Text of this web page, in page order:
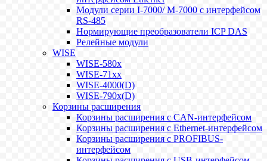
Модули серии I-7000/ M-7000 с интерфейсом
RS-485
Нормирующие преобразователи ICP DAS
Релейные модули
WISE
WISE-580x
WISE-71xx
WISE-4000(D)
WISE-790x(D)
Корзины расширения
Корзины расширения с CAN-интерфейсом
Корзины расширения с Ethernet-интерфейсом
Корзины расширения с PROFIBUS-
интерфейсом